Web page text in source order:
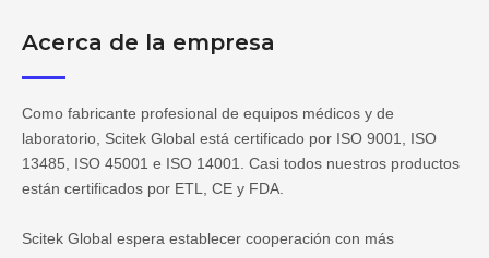
Acerca de la empresa
Como fabricante profesional de equipos médicos y de
laboratorio, Scitek Global está certificado por ISO 9001, ISO
13485, ISO 45001 e ISO 14001. Casi todos nuestros productos
están certificados por ETL, CE y FDA.
Scitek Global espera establecer cooperación con más